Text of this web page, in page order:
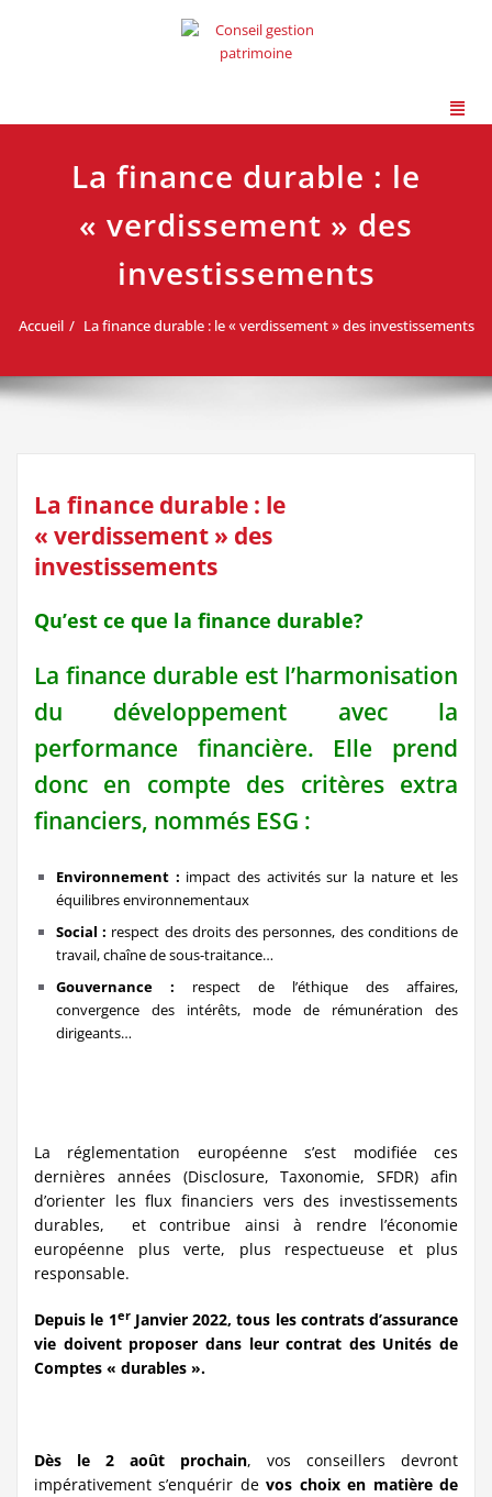
La finance durable : le
« verdissement » des
investissements
Accueil La finance durable : le « verdissement » des investissements
La finance durable : le
« verdissement » des
investissements
Qu’est ce que la finance durable?
La finance durable est l’harmonisation
du développement avec la
performance financière. Elle prend
donc en compte des critères extra
financiers, nommés ESG :
Environnement : impact des activités sur la nature et les
équilibres environnementaux
Social : respect des droits des personnes, des conditions de
travail, chaîne de sous-traitance…
Gouvernance : respect de l’éthique des affaires,
convergence des intérêts, mode de rémunération des
dirigeants…
La réglementation européenne s’est modifiée ces
dernières années (Disclosure, Taxonomie, SFDR) afin
d’orienter les flux financiers vers des investissements
durables, et contribue ainsi à rendre l’économie
européenne plus verte, plus respectueuse et plus
responsable.
Depuis le 1erJanvier 2022, tous les contrats d’assurance
vie doivent proposer dans leur contrat des Unités de
Comptes « durables ».
Dès le 2 août prochain, vos conseillers devront
impérativement s’enquérir devos choix en matière de